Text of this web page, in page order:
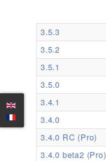
3.5.3
3.5.2
3.5.1
3.5.0
3.4.1
3.4.0
3.4.0 RC (Pro)
3.4.0 beta2 (Pro)